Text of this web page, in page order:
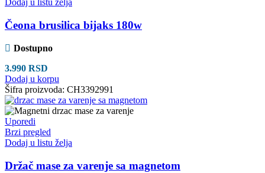
Čeona brusilica bijaks 180w
Dostupno
3.990 RSD
Dodaj u korpu
Šifra proizvoda: CH3392991
Uporedi
Brzi pregled
Dodaj u listu želja
Držač mase za varenje sa magnetom